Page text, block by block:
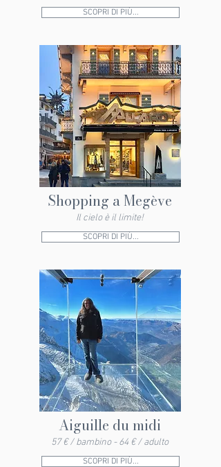
SCOPRI DI PIÙ...
Shopping a Megève
Il cielo è il limite!
SCOPRI DI PIÙ...
Aiguille du midi
57 € / bambino - 64 € / adulto
SCOPRI DI PIÙ...